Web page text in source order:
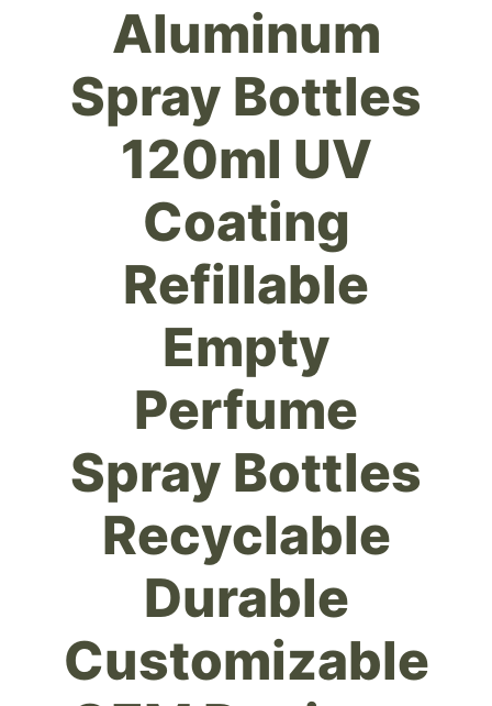
Aluminum
Spray Bottles
120ml UV
Coating
Refillable
Empty
Perfume
Spray Bottles
Recyclable
Durable
Customizable